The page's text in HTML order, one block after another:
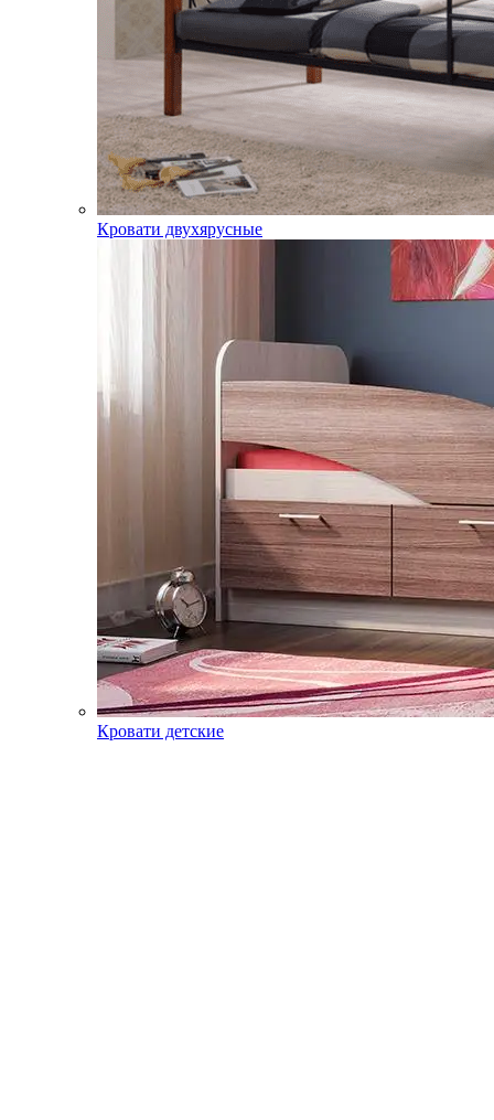
Кровати двухярусные
Кровати детские